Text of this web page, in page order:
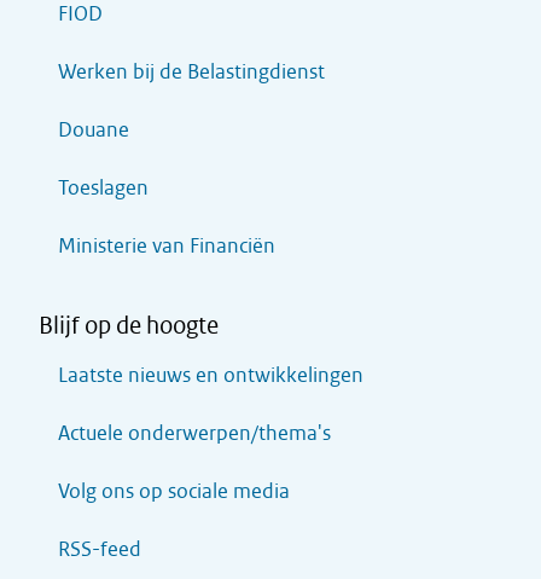
FIOD
Werken bij de Belastingdienst
Douane
Toeslagen
Ministerie van Financiën
Blijf op de hoogte
Laatste nieuws en ontwikkelingen
Actuele onderwerpen/thema's
Volg ons op sociale media
RSS-feed